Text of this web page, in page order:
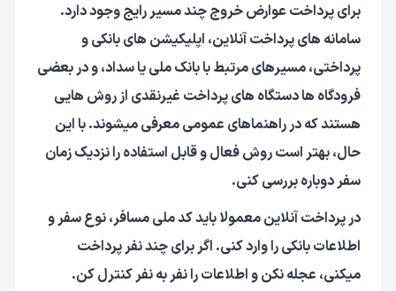
برای پرداخت عوارض خروج چند مسیر رایج وجود دارد.
سامانه های پرداخت آنلاین، اپلیکیشن های بانکی و
پرداختی، مسیرهای مرتبط با بانک ملی یا سداد، و در بعضی
فرودگاه ها دستگاه های پرداخت غیرنقدی از روش هایی
هستند که در راهنماهای عمومی معرفی میشوند. با این
حال، بهتر است روش فعال و قابل استفاده را نزدیک زمان
سفر دوباره بررسی کنی.
در پرداخت آنلاین معمولا باید کد ملی مسافر، نوع سفر و
اطلاعات بانکی را وارد کنی. اگر برای چند نفر پرداخت
میکنی، عجله نکن و اطلاعات را نفر به نفر کنترل کن.